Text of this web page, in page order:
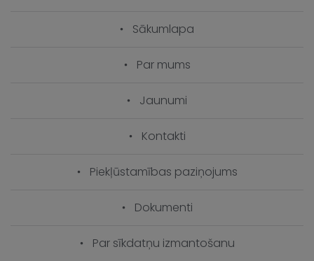
Sākumlapa
Par mums
Jaunumi
Kontakti
Piekļūstamības paziņojums
Dokumenti
Par sīkdatņu izmantošanu